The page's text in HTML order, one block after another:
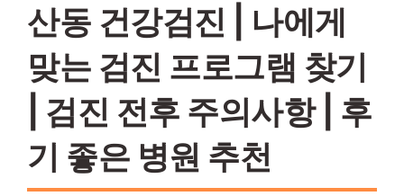
산동 건강검진 | 나에게
맞는 검진 프로그램 찾기
| 검진 전후 주의사항 | 후
기 좋은 병원 추천